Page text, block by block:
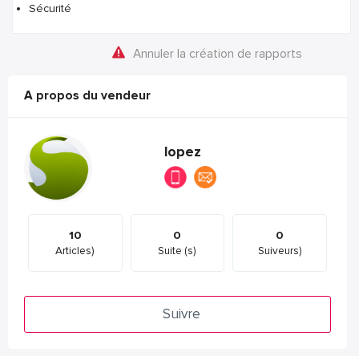
Sécurité
Annuler la création de rapports
A propos du vendeur
lopez
10
Articles)
0
Suite (s)
0
Suiveurs)
Suivre